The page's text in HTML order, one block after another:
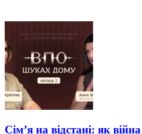
Сім’я на відстані: як